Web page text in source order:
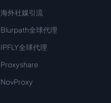
海外社媒引流
Blurpath全球代理
IPFLY全球代理
Proxyshare
NovProxy